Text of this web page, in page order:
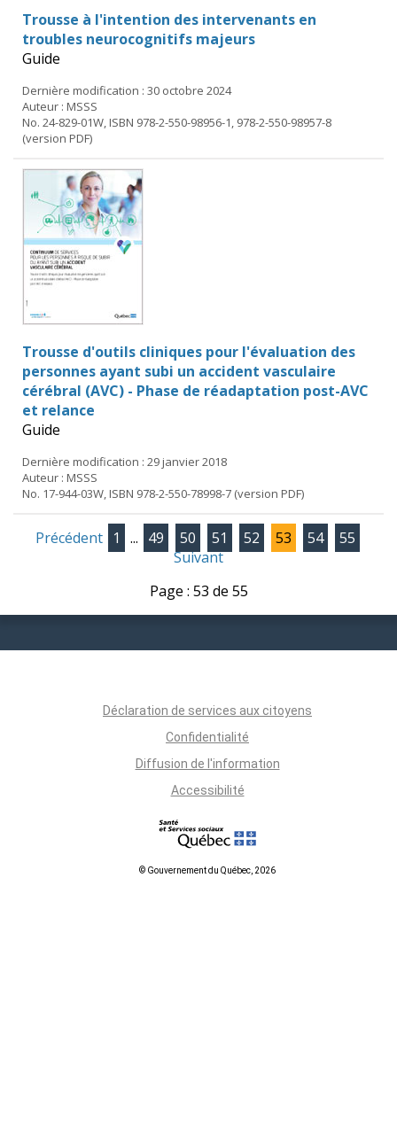
Trousse à l'intention des intervenants en
troubles neurocognitifs majeurs
Guide
Dernière modification : 30 octobre 2024
Auteur : MSSS
No. 24-829-01W, ISBN 978-2-550-98956-1, 978-2-550-98957-8
(version PDF)
Trousse d'outils cliniques pour l'évaluation des
personnes ayant subi un accident vasculaire
cérébral (AVC) - Phase de réadaptation post-AVC
et relance
Guide
Dernière modification : 29 janvier 2018
Auteur : MSSS
No. 17-944-03W, ISBN 978-2-550-78998-7 (version PDF)
Précédent 1 ... 49 50 51 52 53 54
55
Suivant
Page : 53 de 55
Déclaration de services aux citoyens
Confidentialité
Diffusion de l'information
Accessibilité
© Gouvernement du Québec, 2026